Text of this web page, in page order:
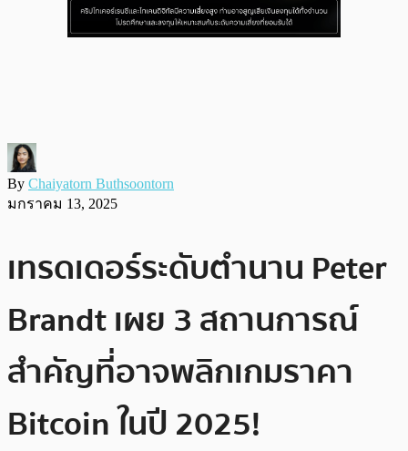
By Chaiyatorn Buthsoontorn
มกราคม 13, 2025
เทรดเดอร์ระดับตำนาน Peter
Brandt เผย 3 สถานการณ์
สำคัญที่อาจพลิกเกมราคา
Bitcoin ในปี 2025!